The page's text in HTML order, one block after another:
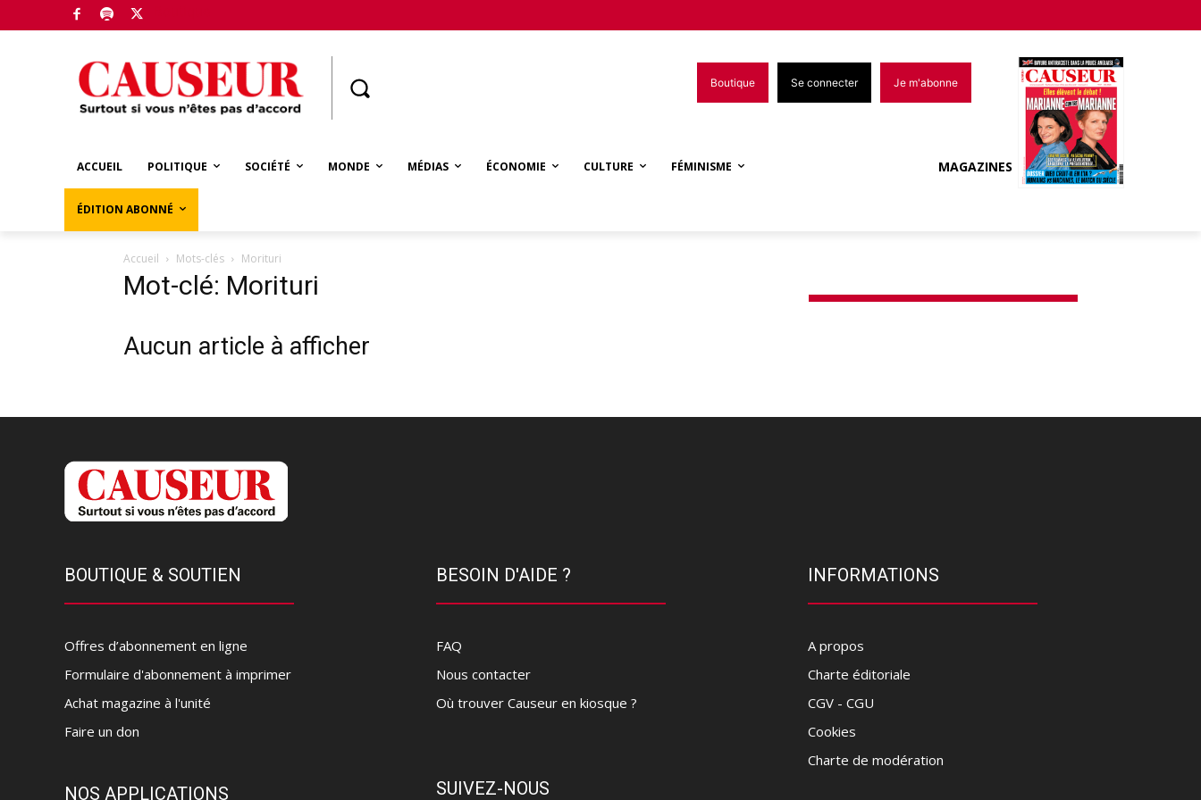
Boutique Se connecter Je m'abonne
ACCUEIL POLITIQUE SOCIÉTÉ MONDE MÉDIAS ÉCONOMIE CULTURE FÉMINISME
ÉDITION ABONNÉ
MAGAZINES
Accueil Mots-clés Morituri
Mot-clé: Morituri
Aucun article à afficher
BOUTIQUE & SOUTIEN
Offres d’abonnement en ligne
Formulaire d'abonnement à imprimer
Achat magazine à l'unité
Faire un don
NOS APPLICATIONS
BESOIN D'AIDE ?
FAQ
Nous contacter
Où trouver Causeur en kiosque ?
SUIVEZ-NOUS
INFORMATIONS
A propos
Charte éditoriale
CGV - CGU
Cookies
Charte de modération